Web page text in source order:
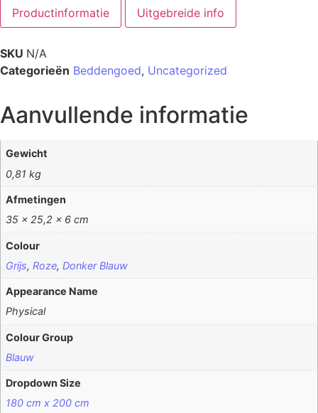
Productinformatie Uitgebreide info
SKU N/A
Categorieën Beddengoed, Uncategorized
Aanvullende informatie
Gewicht
0,81 kg
Afmetingen
35 × 25,2 × 6 cm
Colour
Grijs, Roze, Donker Blauw
Appearance Name
Physical
Colour Group
Blauw
Dropdown Size
180 cm x 200 cm